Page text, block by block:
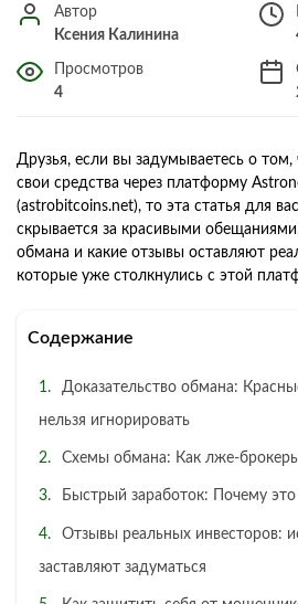
Автор
Ксения Калинина
Просмотров
4
Друзья, если вы задумываетесь о том,
свои средства через платформу
(astrobitcoins.net), то эта статья для
скрывается за красивыми
обмана и какие отзывы оставляют
которые уже столкнулись с этой
Содержание
Доказательство обмана:
нельзя игнорировать
Схемы обмана: Как лже-
Быстрый заработок: Почему
Отзывы реальных инвесторов:
заставляют задуматься